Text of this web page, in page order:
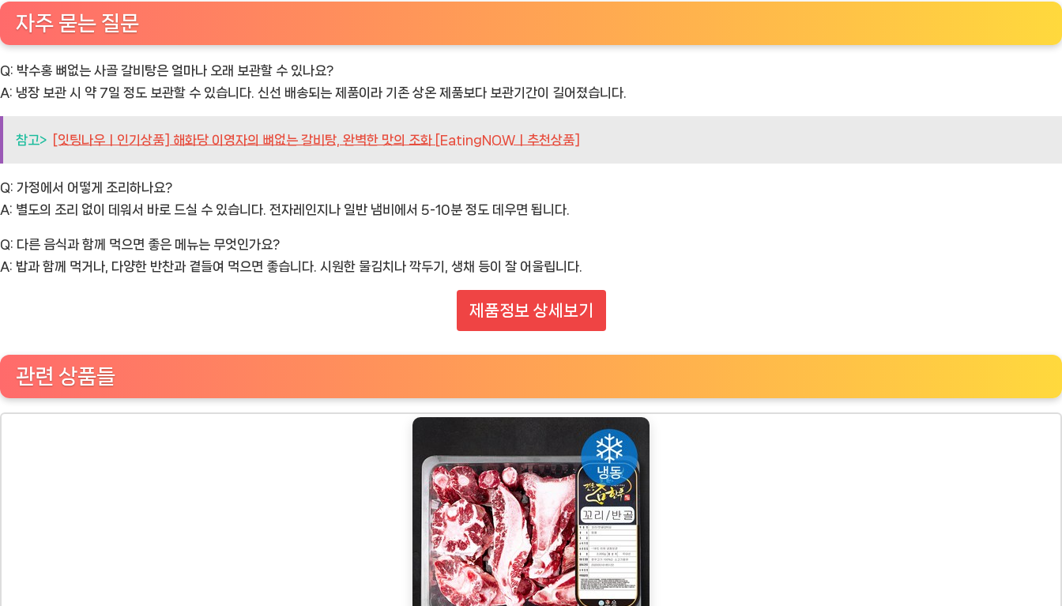
자주 묻는 질문
Q: 박수홍 뼈없는 사골 갈비탕은 얼마나 오래 보관할 수 있나요?
A: 냉장 보관 시 약 7일 정도 보관할 수 있습니다. 신선 배송되는 제품이라 기존 상온 제품보다 보관기간이 길어졌습니다.
참고> [잇팅나우ㅣ인기상품] 해화당 이영자의 뼈없는 갈비탕, 완벽한 맛의 조화 [EatingNOWㅣ추천상품]
Q: 가정에서 어떻게 조리하나요?
A: 별도의 조리 없이 데워서 바로 드실 수 있습니다. 전자레인지나 일반 냄비에서 5-10분 정도 데우면 됩니다.
Q: 다른 음식과 함께 먹으면 좋은 메뉴는 무엇인가요?
A: 밥과 함께 먹거나, 다양한 반찬과 곁들여 먹으면 좋습니다. 시원한 물김치나 깍두기, 생채 등이 잘 어울립니다.
제품정보 상세보기
관련 상품들